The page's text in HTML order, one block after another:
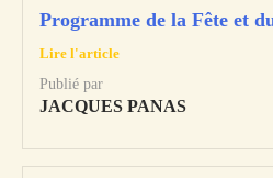
Programme de la Fête et
Lire l'article
Publié par
JACQUES PANAS